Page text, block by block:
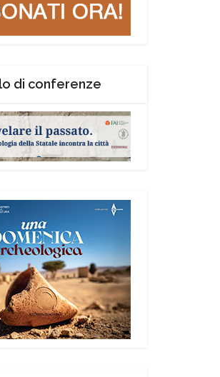
di conferenze